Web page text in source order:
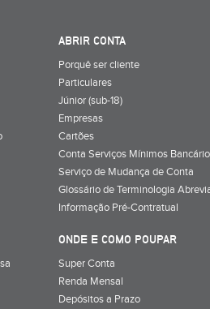
ABRIR CONTA
Porquê ser cliente
Particulares
Júnior (sub-18)
Empresas
Cartões
Conta Serviços Mínimos
Serviço de Mudança de Conta
Glossário de Terminologia
Informação Pré-Contratual
ONDE E COMO POUPAR
Super Conta
Renda Mensal
Depósitos a Prazo